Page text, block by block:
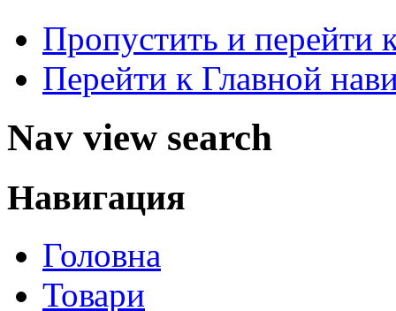
Пропустить и перейти
Перейти к Главной
Nav view search
Навигация
Головна
Товари